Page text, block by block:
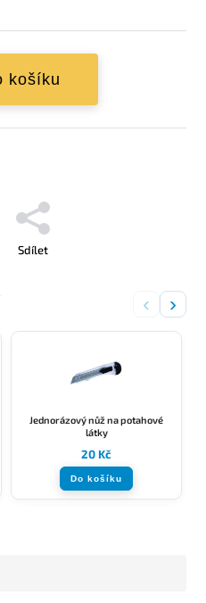
košíku
Sdílet
‹ ›
Jednorázový nůž na potahové
látky
20 Kč
Do košíku